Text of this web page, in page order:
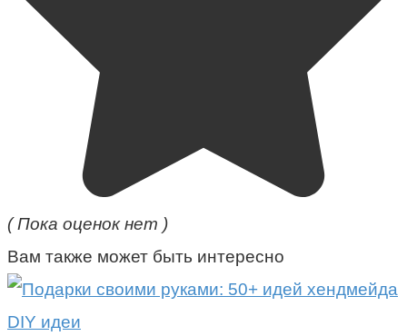
( Пока оценок нет )
Вам также может быть интересно
DIY идеи